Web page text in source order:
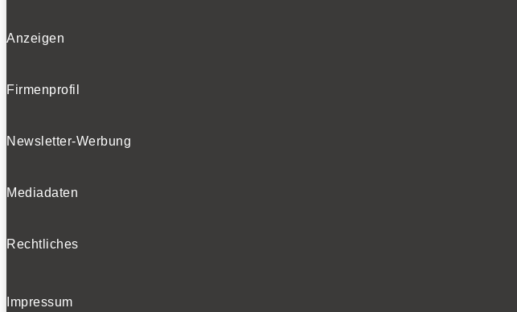
Anzeigen
Firmenprofil
Newsletter-Werbung
Mediadaten
Rechtliches
Impressum